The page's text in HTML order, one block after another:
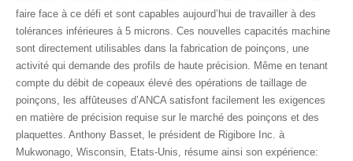
faire face à ce défi et sont capables aujourd’hui de travailler à des
tolérances inférieures à 5 microns. Ces nouvelles capacités machine
sont directement utilisables dans la fabrication de poinçons, une
activité qui demande des profils de haute précision. Même en tenant
compte du débit de copeaux élevé des opérations de taillage de
poinçons, les affûteuses d’ANCA satisfont facilement les exigences
en matière de précision requise sur le marché des poinçons et des
plaquettes. Anthony Basset, le président de Rigibore Inc. à
Mukwonago, Wisconsin, Etats-Unis, résume ainsi son expérience: